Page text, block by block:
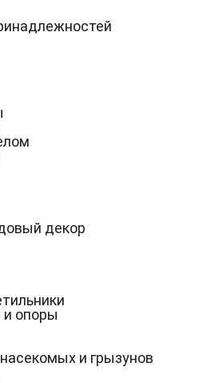
декор
опоры
и грызунов